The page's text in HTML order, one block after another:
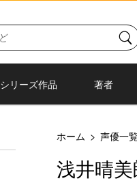
シリーズ作品 著者
ホーム > 声優一
浅井晴